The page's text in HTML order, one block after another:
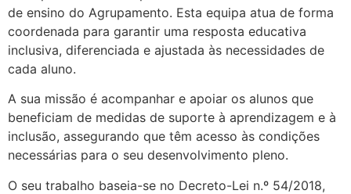
de ensino do Agrupamento. Esta equipa atua de forma
coordenada para garantir uma resposta educativa
inclusiva, diferenciada e ajustada às necessidades de
cada aluno.
A sua missão é acompanhar e apoiar os alunos que
beneficiam de medidas de suporte à aprendizagem e à
inclusão, assegurando que têm acesso às condições
necessárias para o seu desenvolvimento pleno.
O seu trabalho baseia-se no Decreto-Lei n.º 54/2018,